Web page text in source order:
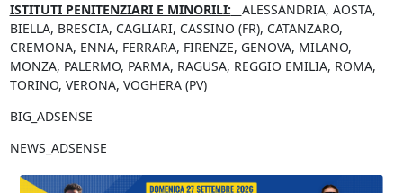
ISTITUTI PENITENZIARI E MINORILI:
ALESSANDRIA, AOSTA,
BIELLA, BRESCIA, CAGLIARI, CASSINO (FR), CATANZARO,
CREMONA, ENNA, FERRARA, FIRENZE, GENOVA, MILANO,
MONZA, PALERMO, PARMA, RAGUSA, REGGIO EMILIA, ROMA,
TORINO, VERONA, VOGHERA (PV)
BIG_ADSENSE
NEWS_ADSENSE